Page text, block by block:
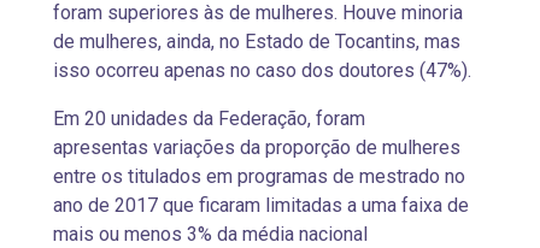
foram superiores às de mulheres. Houve minoria
de mulheres, ainda, no Estado de Tocantins, mas
isso ocorreu apenas no caso dos doutores (47%).
Em 20 unidades da Federação, foram
apresentas variações da proporção de mulheres
entre os titulados em programas de mestrado no
ano de 2017 que ficaram limitadas a uma faixa de
mais ou menos 3% da média nacional